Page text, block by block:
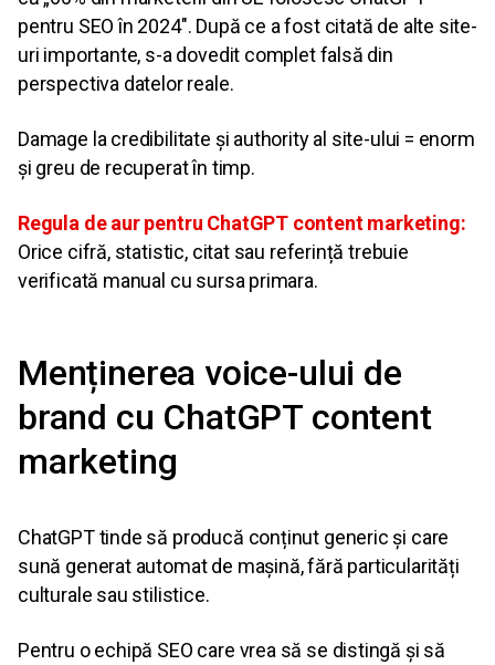
pentru SEO în 2024″. După ce a fost citată de alte site-
uri importante, s-a dovedit complet falsă din
perspectiva datelor reale.
Damage la credibilitate și authority al site-ului = enorm
și greu de recuperat în timp.
Regula de aur pentru ChatGPT content marketing:
Orice cifră, statistic, citat sau referință trebuie
verificată manual cu sursa primara.
Menținerea voice-ului de
brand cu ChatGPT content
marketing
ChatGPT tinde să producă conținut generic și care
sună generat automat de mașină, fără particularități
culturale sau stilistice.
Pentru o echipă SEO care vrea să se distingă și să